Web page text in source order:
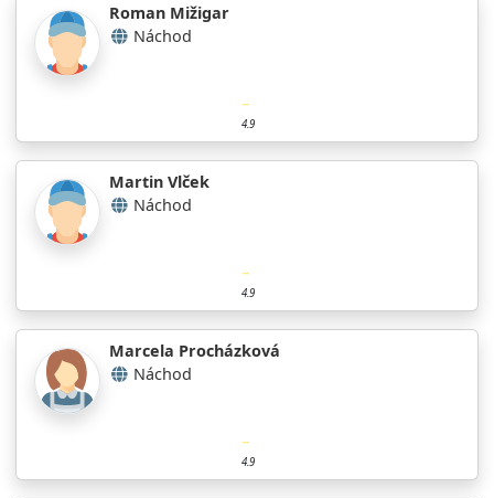
Roman Mižigar
Náchod
4.9
Martin Vlček
Náchod
4.9
Marcela Procházková
Náchod
4.9